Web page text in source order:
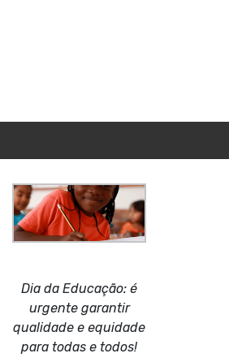
Dia da Educação: é
urgente garantir
qualidade e equidade
para todas e todos!